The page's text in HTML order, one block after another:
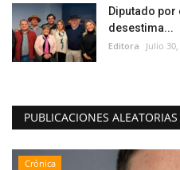
Diputado por
desestima...
Editora Julio
PUBLICACIONES ALEATORIAS
Crónica